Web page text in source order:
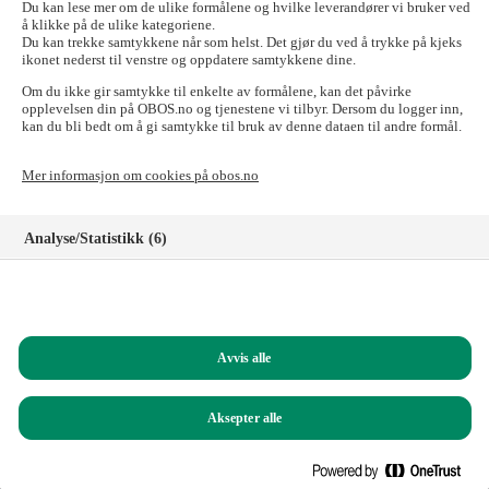
Skal du til OBOS-banken, Tryg Forsikring for
OBOS-medlemmer, Styrerommet eller Vibbo?
Det går fint! Tilgangen til disse nettstedene er ikke påvirket.
Logg inn i nettbanken for bedriftskunder
Signeringsportalen
Logg inn på Styrerommet
Logg inn på Vibbo
Ring oss på
(mandag til fredag, 09.00 – 15.00)
Du kan også sende e-post til: obos@obos.no
Du kan lese mer om de ulike formålene og hvilke leverandører vi bruker ved
å klikke på de ulike kategoriene.
Du kan trekke samtykkene når som helst. Det gjør du ved å trykke på kjeks
ikonet nederst til venstre og oppdatere samtykkene dine.
Om du ikke gir samtykke til enkelte av formålene, kan det påvirke
opplevelsen din på OBOS.no og tjenestene vi tilbyr. Dersom du logger inn,
kan du bli bedt om å gi samtykke til bruk av denne dataen til andre formål.
Mer informasjon om cookies på obos.no
Analyse/Statistikk (6)
Funksjonelle (8)
Helt nødvendige (1)
Avvis alle
Aksepter alle